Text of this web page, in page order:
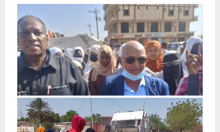
منظمة
الامم
المتحدة
لرعاية
الطفوله
(يونسيف)زيارة
منطقة
ابوقوتة